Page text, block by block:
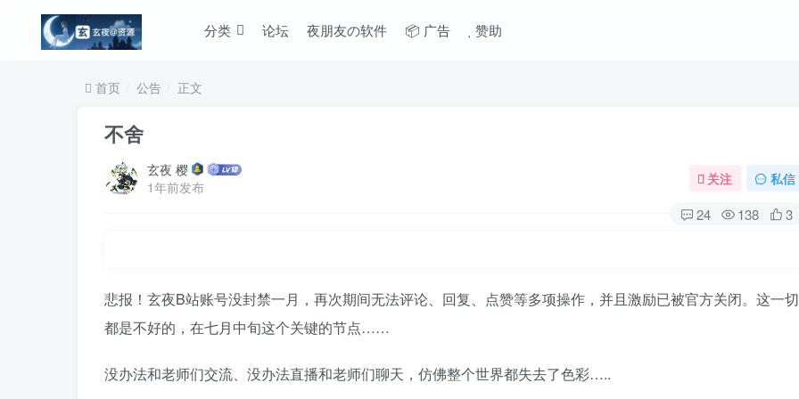
分类 论坛 夜朋友の软件 📦 广告 赞助
首页 公告 正文
不舍
玄夜 樱
1年前发布
关注 私信
24 138 3
悲报！玄夜B站账号没封禁一月，再次期间无法评论、回复、点赞等多项操作，并且激励已被官方关闭。这一切
都是不好的，在七月中旬这个关键的节点……
没办法和老师们交流、没办法直播和老师们聊天，仿佛整个世界都失去了色彩…..